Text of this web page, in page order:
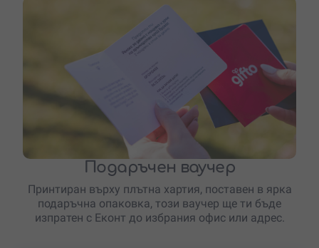
Подаръчен ваучер
Принтиран върху плътна хартия, поставен в ярка
подаръчна опаковка, този ваучер ще ти бъде
изпратен с Еконт до избрания офис или адрес.